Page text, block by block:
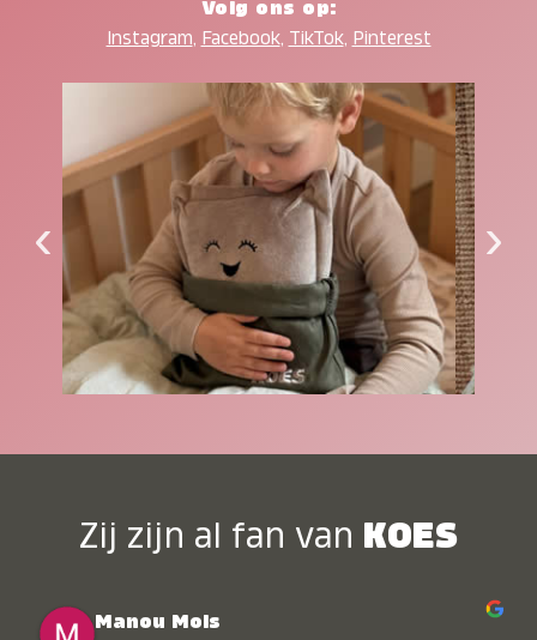
Volg ons op:
Instagram, Facebook, TikTok, Pinterest
‹ ›
Zij zijn al fan van KOES
Manou Mols